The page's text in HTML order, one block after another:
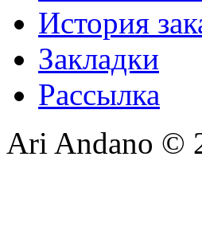
История
Закладки
Рассылка
Ari Andano ©